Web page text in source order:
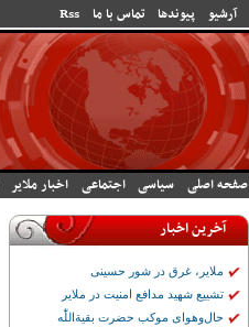
آرشیو پیوندها تماس با ما Rss
صفحه اصلی سیاسی اجتماعی اخبار ملایر
آخرین اخبار
ملایر، غرق در شور حسینی
تشییع شهید مدافع امنیت در ملایر
حال‌وهوای موکب حضرت بقیة‌اللّٰه